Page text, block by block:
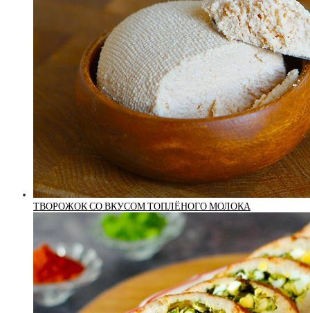
ТВОРОЖОК СО ВКУСОМ ТОПЛЁНОГО МОЛОКА